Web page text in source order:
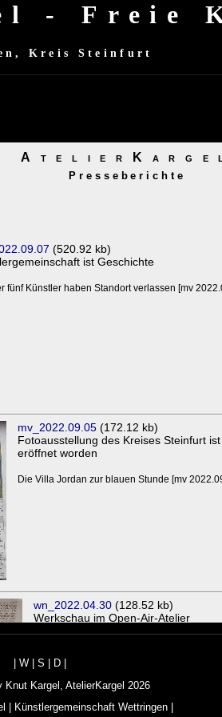
- Freie
Kreis Steinfurt
W S D
Knut Kargel AtelierKargel 2026
Künstlergemeinschaft Wettringen|